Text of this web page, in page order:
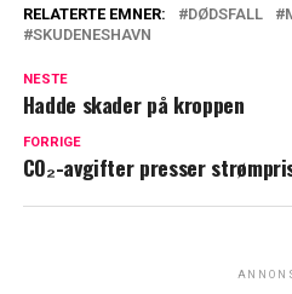
RELATERTE EMNER: DØDSFALL
SKUDENESHAVN
NESTE
Hadde skader på kroppen
FORRIGE
CO₂-avgifter presser